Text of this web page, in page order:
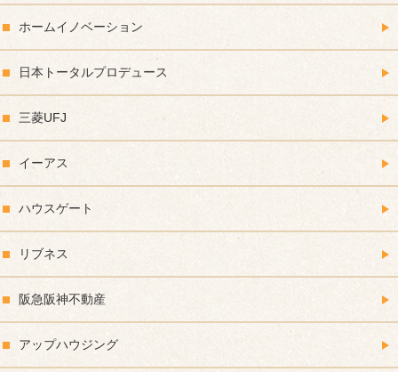
ホームイノベーション
日本トータルプロデュース
三菱UFJ
イーアス
ハウスゲート
リブネス
阪急阪神不動産
アップハウジング